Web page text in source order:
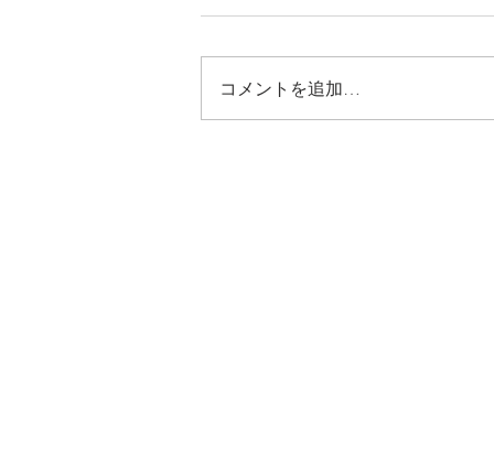
コメントを追加…